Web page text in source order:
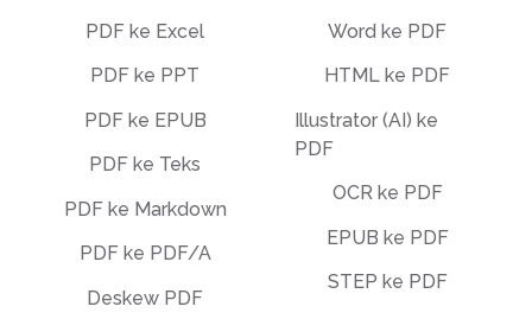
PDF ke Excel
PDF ke PPT
PDF ke EPUB
PDF ke Teks
PDF ke Markdown
PDF ke PDF/A
Deskew PDF
Word ke PDF
HTML ke PDF
Illustrator (AI) ke
PDF
OCR ke PDF
EPUB ke PDF
STEP ke PDF